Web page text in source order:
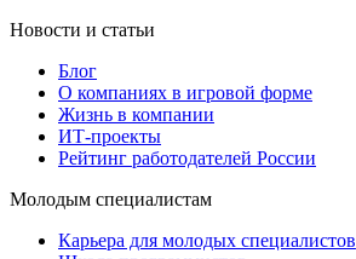
Новости и статьи
Блог
О компаниях в игровой форме
Жизнь в компании
ИТ-проекты
Рейтинг работодателей России
Молодым специалистам
Карьера для молодых специалистов